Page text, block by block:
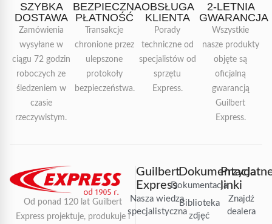
SZYBKA
DOSTAWA
Zamówienia
wysyłane w
ciągu 72 godzin
roboczych ze
śledzeniem w
czasie
rzeczywistym.
BEZPIECZNA
PŁATNOŚĆ
Transakcje
chronione przez
ulepszone
protokoły
bezpieczeństwa.
OBSŁUGA
KLIENTA
Porady
techniczne od
specjalistów od
sprzętu
Express.
2-LETNIA
GWARANCJA
Wszystkie
nasze produkty
objęte są
oficjalną
gwarancją
Guilbert
Express.
Od ponad 120 lat Guilbert
Express projektuje, produkuje i
Guilbert
Express
Nasza wiedza
specjalistyczna
Dokumentacja
Dokumentacja
Biblioteka
zdjęć
linki
Znajdź
dealera